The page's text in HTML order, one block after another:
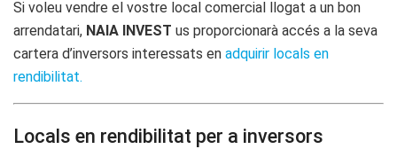
Si voleu vendre el vostre local comercial llogat a un bon
arrendatari, NAIA INVEST us proporcionarà accés a la seva
cartera d’inversors interessats en adquirir locals en
rendibilitat.
Locals en rendibilitat per a inversors